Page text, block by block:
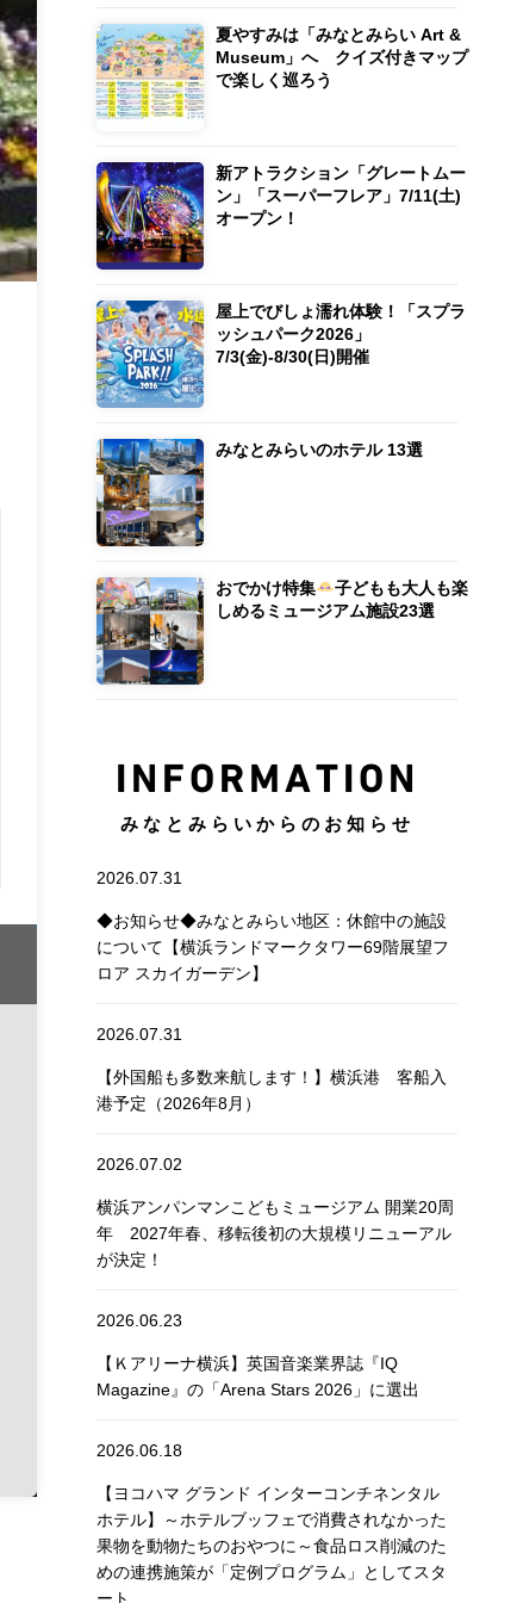
夏やすみは「みなとみらい Art &
Museum」へ クイズ付きマップ
で楽しく巡ろう
新アトラクション「グレートムー
ン」「スーパーフレア」7/11(土)
オープン！
屋上でびしょ濡れ体験！「スプラ
ッシュパーク2026」
7/3(金)-8/30(日)開催
みなとみらいのホテル 13選
おでかけ特集
子どもも大人も楽
しめるミュージアム施設23選
INFORMATION
みなとみらいからのお知らせ
2026.07.31
◆お知らせ◆みなとみらい地区：休館中の施設
について【横浜ランドマークタワー69階展望フ
ロア スカイガーデン】
2026.07.31
【外国船も多数来航します！】横浜港 客船入
港予定（2026年8月）
2026.07.02
横浜アンパンマンこどもミュージアム 開業20周
年 2027年春、移転後初の大規模リニューアル
が決定！
2026.06.23
【Ｋアリーナ横浜】英国音楽業界誌『IQ
Magazine』の「Arena Stars 2026」に選出
2026.06.18
【ヨコハマ グランド インターコンチネンタル
ホテル】～ホテルブッフェで消費されなかった
果物を動物たちのおやつに～食品ロス削減のた
めの連携施策が「定例プログラム」としてスタ
ート